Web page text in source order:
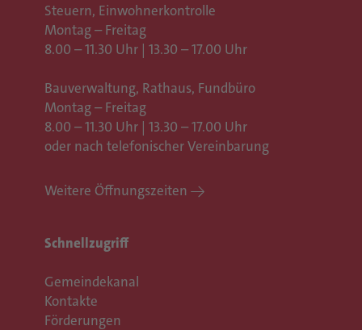
Steuern, Einwohnerkontrolle
Montag – Freitag
8.00 – 11.30 Uhr | 13.30 – 17.00 Uhr
Bauverwaltung, Rathaus, Fundbüro
Montag – Freitag
8.00 – 11.30 Uhr | 13.30 – 17.00 Uhr
oder nach telefonischer Vereinbarung
Weitere Öffnungszeiten
Schnellzugriff
Gemeindekanal
Kontakte
Förderungen